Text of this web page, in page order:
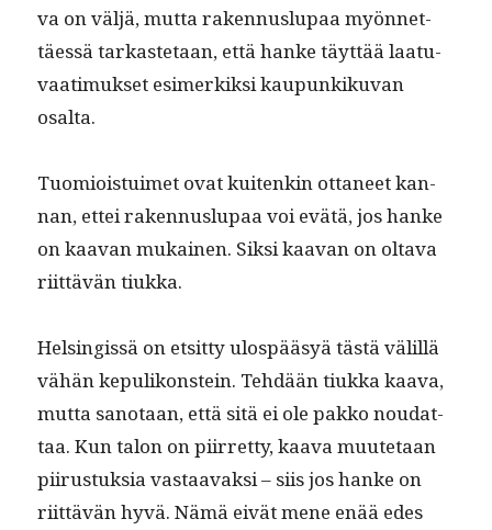
va on väljä, mut­ta raken­nuslu­paa myön­net­
täessä tarkaste­taan, että han­ke täyt­tää laatu­
vaa­timuk­set esimerkik­si kaupunkiku­van
osalta.
Tuomiois­tuimet ovat kuitenkin otta­neet kan­
nan, ettei raken­nuslu­paa voi evätä, jos han­ke
on kaa­van mukainen. Sik­si kaa­van on olta­va
riit­tävän tiukka.
Helsingis­sä on etsit­ty ulospääsyä tästä välil­lä
vähän kepu­likon­stein. Tehdään tiuk­ka kaa­va,
mut­ta san­o­taan, että sitä ei ole pakko nou­dat­
taa. Kun talon on piir­ret­ty, kaa­va muute­taan
piirus­tuk­sia vas­taavak­si – siis jos han­ke on
riit­tävän hyvä. Nämä eivät mene enää edes